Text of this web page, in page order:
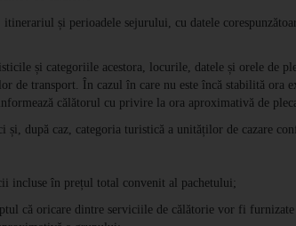
și perioadele sejurului, cu datele
și categoriile acestora, locurile, datele și orele de
de transport. În cazul în care nu este încă stabilită ora
călătorul cu privire la ora aproximativă de
și, după caz, categoria turistică a unităților de cazare
incluse în prețul total convenit al pachetului;
că oricare dintre serviciile de călătorie vor fi